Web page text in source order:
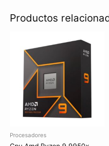
Productos
Procesadores